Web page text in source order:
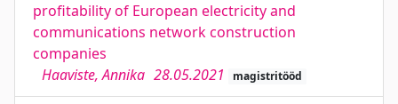
profitability of European electricity and
communications network construction
companies
Haaviste, Annika 28.05.2021 magistritööd